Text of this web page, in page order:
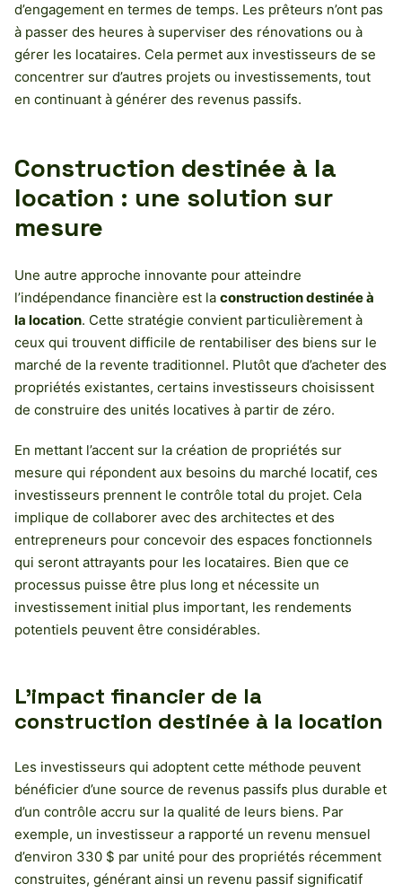
d’engagement en termes de temps. Les prêteurs n’ont pas
à passer des heures à superviser des rénovations ou à
gérer les locataires. Cela permet aux investisseurs de se
concentrer sur d’autres projets ou investissements, tout
en continuant à générer des revenus passifs.
Construction destinée à la
location : une solution sur
mesure
Une autre approche innovante pour atteindre
l’indépendance financière est la construction destinée à
la location. Cette stratégie convient particulièrement à
ceux qui trouvent difficile de rentabiliser des biens sur le
marché de la revente traditionnel. Plutôt que d’acheter des
propriétés existantes, certains investisseurs choisissent
de construire des unités locatives à partir de zéro.
En mettant l’accent sur la création de propriétés sur
mesure qui répondent aux besoins du marché locatif, ces
investisseurs prennent le contrôle total du projet. Cela
implique de collaborer avec des architectes et des
entrepreneurs pour concevoir des espaces fonctionnels
qui seront attrayants pour les locataires. Bien que ce
processus puisse être plus long et nécessite un
investissement initial plus important, les rendements
potentiels peuvent être considérables.
L’impact financier de la
construction destinée à la location
Les investisseurs qui adoptent cette méthode peuvent
bénéficier d’une source de revenus passifs plus durable et
d’un contrôle accru sur la qualité de leurs biens. Par
exemple, un investisseur a rapporté un revenu mensuel
d’environ 330 $ par unité pour des propriétés récemment
construites, générant ainsi un revenu passif significatif